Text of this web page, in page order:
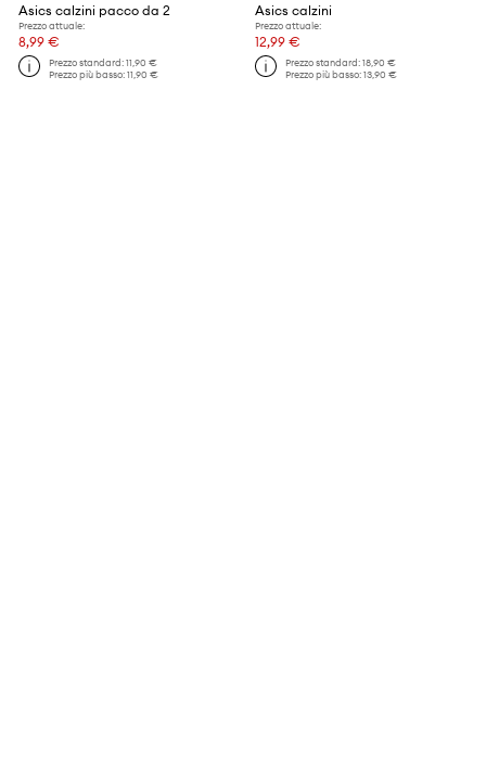
Asics calzini pacco da 2
Prezzo attuale:
8,99 €
Prezzo standard:11,90 €
Prezzo più basso:11,90 €
Asics calzini
Prezzo attuale:
12,99 €
Prezzo standard:18,90 €
Prezzo più basso:13,90 €